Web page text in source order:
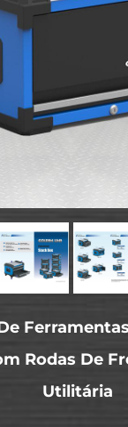
Rodas De
Utilitária